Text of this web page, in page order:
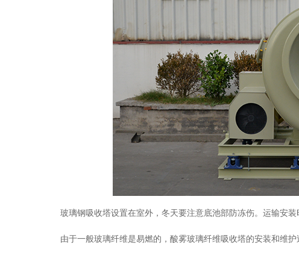
玻璃钢吸收塔设置在室外，冬天要注意底池部防冻伤。运输安装
由于一般玻璃纤维是易燃的，酸雾玻璃纤维吸收塔的安装和维